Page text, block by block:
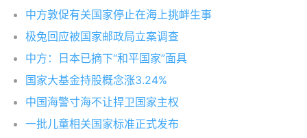
中方敦促有关国家停止在海上挑衅生事
极兔回应被国家邮政局立案调查
中方：日本已摘下“和平国家”面具
国家大基金持股概念涨3.24%
中国海警寸海不让捍卫国家主权
一批儿童相关国家标准正式发布